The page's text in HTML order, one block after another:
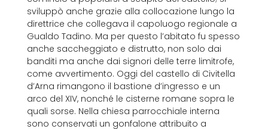
sviluppò anche grazie alla collocazione lungo la
direttrice che collegava il capoluogo regionale a
Gualdo Tadino. Ma per questo l’abitato fu spesso
anche saccheggiato e distrutto, non solo dai
banditi ma anche dai signori delle terre limitrofe,
come avvertimento. Oggi del castello di Civitella
d’Arna rimangono il bastione d’ingresso e un
arco del XIV, nonché le cisterne romane sopra le
quali sorse. Nella chiesa parrocchiale interna
sono conservati un gonfalone attribuito a